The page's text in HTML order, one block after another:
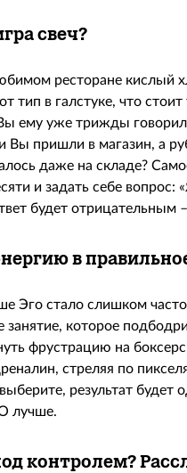
свеч?
ресторане кислый
тип в галстуке, что
ему уже трижды
Вы пришли в магазин, а
даже на складе?
и задать себе
будет
в
Эго стало слишком
занятие, которое
фрустрацию на
стреляя по
результат будет
лучше.
контролем?